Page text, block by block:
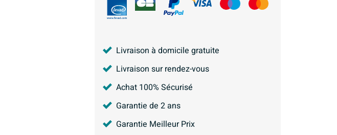
Livraison à domicile gratuite
Livraison sur rendez-vous
Achat 100% Sécurisé
Garantie de 2 ans
Garantie Meilleur Prix